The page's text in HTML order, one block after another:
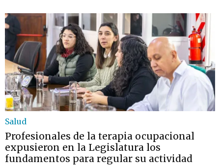
Salud
Profesionales de la terapia ocupacional
expusieron en la Legislatura los
fundamentos para regular su actividad